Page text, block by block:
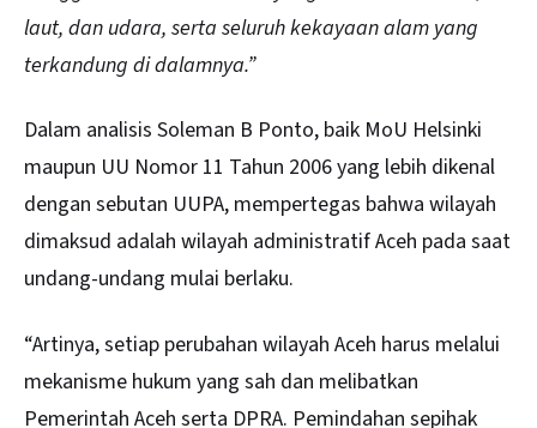
laut, dan udara, serta seluruh kekayaan alam yang
terkandung di dalamnya.”
Dalam analisis Soleman B Ponto, baik MoU Helsinki
maupun UU Nomor 11 Tahun 2006 yang lebih dikenal
dengan sebutan UUPA, mempertegas bahwa wilayah
dimaksud adalah wilayah administratif Aceh pada saat
undang-undang mulai berlaku.
“Artinya, setiap perubahan wilayah Aceh harus melalui
mekanisme hukum yang sah dan melibatkan
Pemerintah Aceh serta DPRA. Pemindahan sepihak